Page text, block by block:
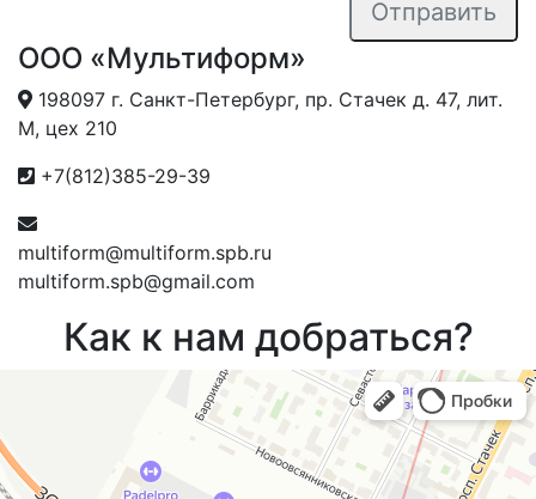
Отправить
ООО «Мультиформ»
198097 г. Санкт-Петербург, пр. Стачек д. 47, лит.
М, цех 210
+7(812)385-29-39
multiform@multiform.spb.ru
multiform.spb@gmail.com
Как к нам добраться?